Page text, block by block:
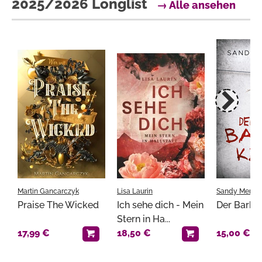
2025/2026 Longlist → Alle ansehen
Martin Gancarczyk
Praise The Wicked
17,99 €
Lisa Laurin
Ich sehe dich - Mein
Stern in Ha...
18,50 €
Sandy
Der
15,00 €